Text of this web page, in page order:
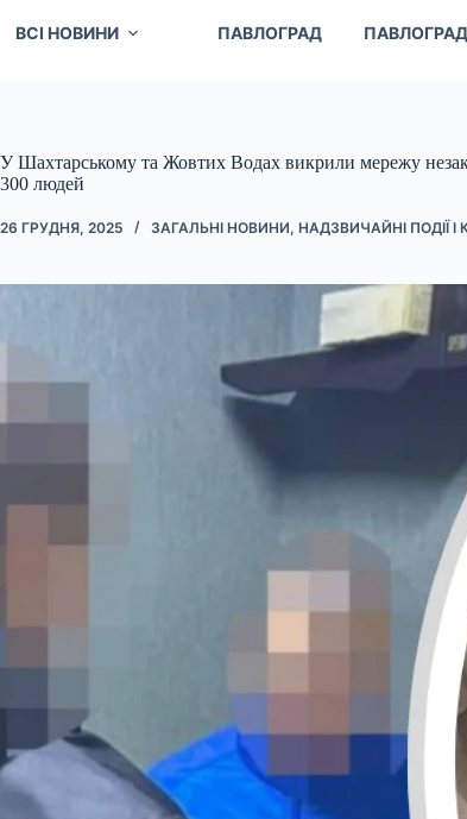
ВСІ НОВИНИ ПАВЛОГРАД
У Шахтарському та Жовтих Водах викрили мережу
300 людей
26 ГРУДНЯ, 2025 ЗАГАЛЬНІ НОВИНИ, НАДЗВИЧАЙНІ ПОДІЇ І